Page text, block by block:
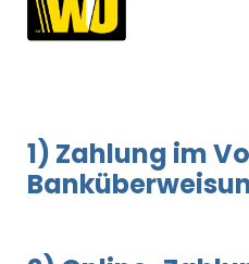
1) Zahlung im